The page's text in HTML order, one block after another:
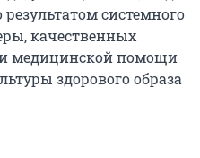
системного
качественных
медицинской помощи
здорового образа